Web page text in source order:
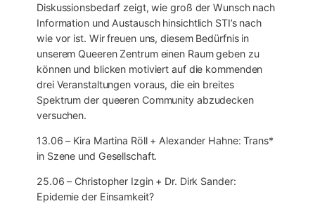
Diskussionsbedarf zeigt, wie groß der Wunsch nach
Information und Austausch hinsichtlich STI’s nach
wie vor ist. Wir freuen uns, diesem Bedürfnis in
unserem Queeren Zentrum einen Raum geben zu
können und blicken motiviert auf die kommenden
drei Veranstaltungen voraus, die ein breites
Spektrum der queeren Community abzudecken
versuchen.
13.06 – Kira Martina Röll + Alexander Hahne: Trans*
in Szene und Gesellschaft.
25.06 – Christopher Izgin + Dr. Dirk Sander:
Epidemie der Einsamkeit?